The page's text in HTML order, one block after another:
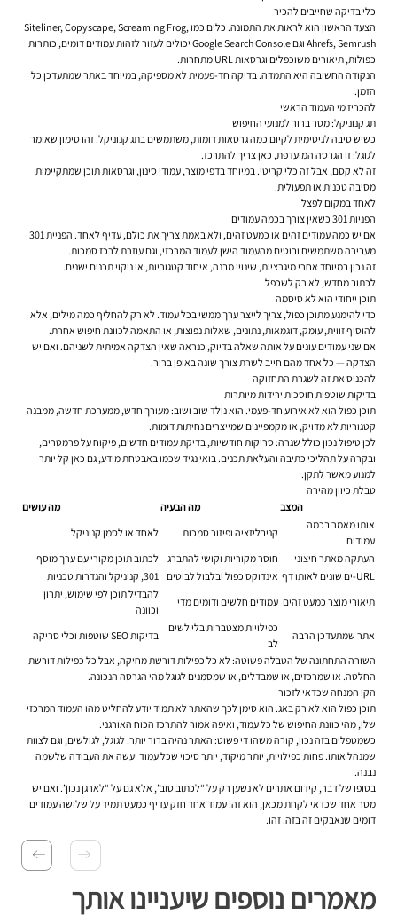
כלי בדיקה שחייבים להכיר
הצעד הראשון הוא לראות את התמונה. כלים כמו Siteliner, Copyscape, Screaming Frog,
Ahrefs, Semrush וגם Google Search Console יכולים לעזור לזהות עמודים דומים, כותרות
כפולות, תיאורים משוכפלים וגרסאות URL מתחרות.
הנקודה החשובה היא התמדה. בדיקה חד-פעמית לא מספיקה, במיוחד באתר שמתעדכן כל
הזמן.
להכריז מי העמוד הראשי
תג קנוניקל: מסר ברור למנועי החיפוש
כשיש סיבה לגיטימית לקיום כמה גרסאות דומות, משתמשים בתג קנוניקל. זהו סימון שאומר
לגוגל: זו הגרסה המועדפת, כאן צריך להתרכז.
זה לא קסם, אבל זה כלי קריטי. במיוחד בדפי מוצר, עמודי סינון, וגרסאות תוכן שמתקיימות
מסיבה טכנית או תפעולית.
לאחד במקום לפצל
הפניות 301 כשאין צורך בכמה עמודים
אם יש כמה עמודים זהים או כמעט זהים, ולא באמת צריך את כולם, עדיף לאחד. הפניית 301
מעבירה משתמשים ובוטים מהעמוד הישן לעמוד המרכזי, וגם עוזרת לרכז סמכות.
זה נכון במיוחד אחרי מיגרציות, שינויי מבנה, איחוד קטגוריות, או ניקוי תכנים ישנים.
לכתוב מחדש, לא רק לשכפל
תוכן ייחודי הוא לא סיסמה
כדי להימנע מתוכן כפול, צריך לייצר ערך ממשי בכל עמוד. לא רק להחליף כמה מילים, אלא
להוסיף זווית, עומק, דוגמאות, נתונים, שאלות נפוצות, או התאמה לכוונת חיפוש אחרת.
אם שני עמודים עונים על אותה שאלה בדיוק, כנראה שאין הצדקה אמיתית לשניהם. ואם יש
הצדקה — כל אחד מהם חייב לשרת צורך שונה באופן ברור.
להכניס את זה לשגרת התחזוקה
בדיקות שוטפות חוסכות ירידות מיותרות
תוכן כפול הוא לא אירוע חד-פעמי. הוא נולד שוב ושוב: מעורך חדש, ממערכת חדשה, ממבנה
קטגוריות לא מדויק, או מקמפיינים שמייצרים נחיתות דומות.
לכן טיפול נכון כולל שגרה: סריקות חודשיות, בדיקת עמודים חדשים, פיקוח על פרמטרים,
ובקרה על תהליכי כתיבה והעלאת תכנים. בואי נגיד שכמו באבטחת מידע, גם כאן קל יותר
למנוע מאשר לתקן.
טבלת כיוון מהירה
המצב
מה הבעיה
מה עושים
אותו מאמר בכמה
עמודים
קניבליזציה ופיזור סמכות
לאחד או לסמן קנוניקל
העתקה מאתר חיצוני
חוסר מקוריות וקושי להתברג
לכתוב תוכן מקורי עם ערך מוסף
URL-ים שונים לאותו דף
אינדוקס כפול ובלבול לבוטים
301, קנוניקל והגדרות טכניות
תיאורי מוצר כמעט זהים עמודים חלשים ודומים מדי
להבדיל תוכן לפי שימוש, יתרון
וכוונה
אתר שמתעדכן הרבה
כפילויות מצטברות בלי לשים
לב
בדיקות SEO שוטפות וכלי סריקה
השורה התחתונה של הטבלה פשוטה: לא כל כפילות דורשת מחיקה, אבל כל כפילות דורשת
החלטה. או שמרכזים, או שמבדלים, או שמסמנים לגוגל מהי הגרסה הנכונה.
הקו המנחה שכדאי לזכור
תוכן כפול הוא לא רק באג. הוא סימן לכך שהאתר לא תמיד יודע להחליט מהו העמוד המרכזי
שלו, מהי כוונת החיפוש של כל עמוד, ואיפה אמור להתרכז הכוח האורגני.
כשמטפלים בזה נכון, קורה משהו די פשוט: האתר נהיה ברור יותר. לגוגל, לגולשים, וגם לצוות
שמנהל אותו. פחות כפילויות, יותר מיקוד, יותר סיכוי שכל עמוד יעשה את העבודה שלשמה
נבנה.
בסופו של דבר, קידום אתרים לא נשען רק על “לכתוב טוב”, אלא גם על “לארגן נכון”. ואם יש
מסר אחד שכדאי לקחת מכאן, הוא זה: עמוד אחד חזק עדיף כמעט תמיד על שלושה עמודים
דומים שנאבקים זה בזה. זהו.
מאמרים נוספים שיעניינו אותך